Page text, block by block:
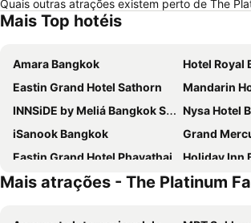
Quais outras atrações existem perto de The
Mais Top hotéis
Amara Bangkok
Hotel Royal
Eastin Grand Hotel Sathorn
Mandarin Hotel
INNSiDE by Meliá Bangkok Sukhumvit
Nysa Hotel
iSanook Bangkok
Grand
Eastin Grand Hotel Phayathai
Holiday Inn
Baiyoke Sky Hotel
Amari
Mais atrações - The Platinum